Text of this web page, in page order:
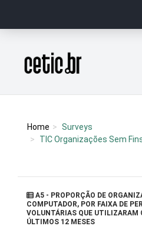
Página inicial
Home
Surveys
TIC Organizações Sem
A5 - PROPORÇÃO DE
COMPUTADOR, POR FAIXA DE
VOLUNTÁRIAS QUE UTILIZARAM
ÚLTIMOS 12 MESES